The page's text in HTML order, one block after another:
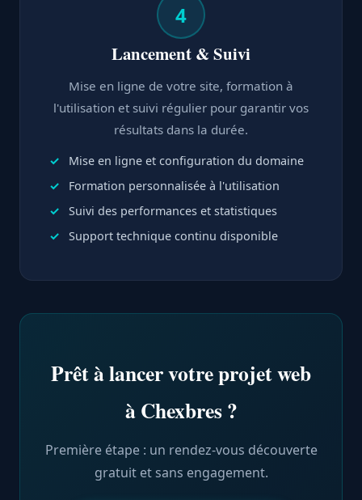
4
Lancement & Suivi
Mise en ligne de votre site, formation à
l'utilisation et suivi régulier pour garantir vos
résultats dans la durée.
Mise en ligne et configuration du domaine
Formation personnalisée à l'utilisation
Suivi des performances et statistiques
Support technique continu disponible
Prêt à lancer votre projet web
à Chexbres ?
Première étape : un rendez-vous découverte
gratuit et sans engagement.